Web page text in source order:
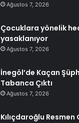
Ağustos 7, 2026
Çocuklara yönelik
yasaklanıyor
Ağustos 7, 2026
İnegöl’de Kaçan
Tabanca Çıktı
Ağustos 7, 2026
Kılıçdaroğlu Resmen